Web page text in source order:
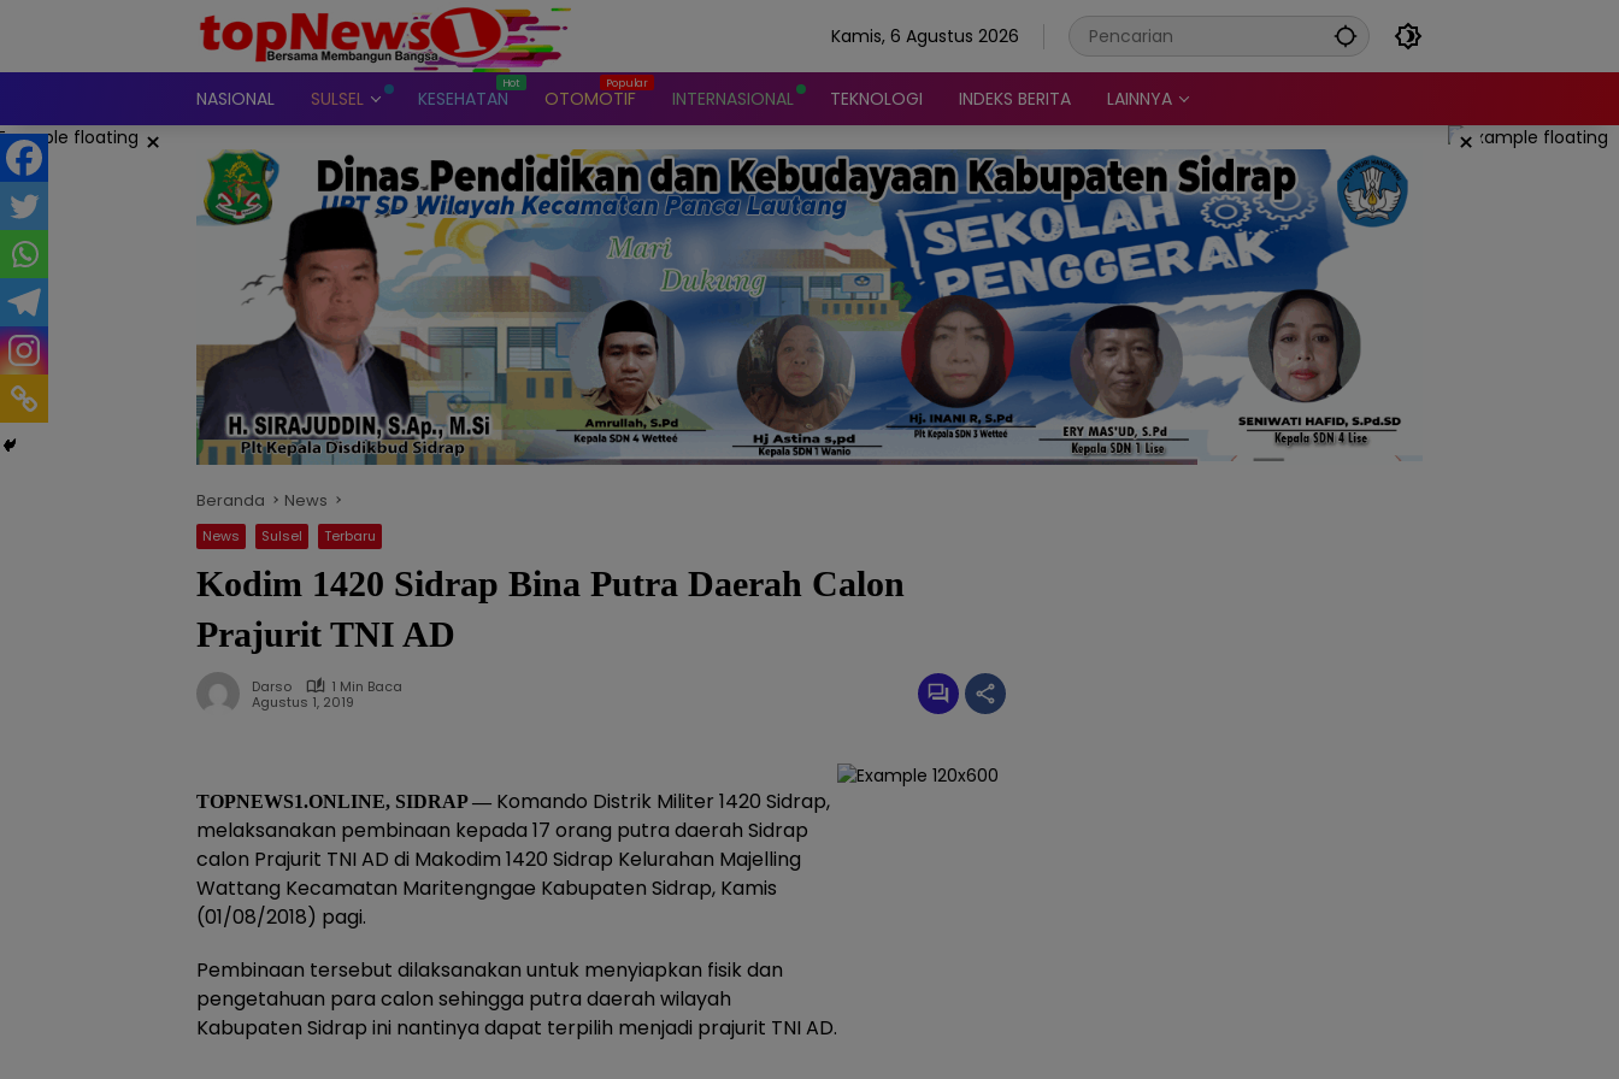
Kamis, 6 Agustus 2026
NASIONAL SULSEL KESEHATAN OTOMOTIF INTERNASIONAL TEKNOLOGI INDEKS BERITA LAINNYA
× ×
Beranda News
News Sulsel Terbaru
Kodim 1420 Sidrap Bina Putra Daerah Calon
Prajurit TNI AD
Darso
1 Min Baca
Agustus 1, 2019
TOPNEWS1.ONLINE, SIDRAP — Komando Distrik Militer 1420 Sidrap,
melaksanakan pembinaan kepada 17 orang putra daerah Sidrap
calon Prajurit TNI AD di Makodim 1420 Sidrap Kelurahan Majelling
Wattang Kecamatan Maritengngae Kabupaten Sidrap, Kamis
(01/08/2018) pagi.
Pembinaan tersebut dilaksanakan untuk menyiapkan fisik dan
pengetahuan para calon sehingga putra daerah wilayah
Kabupaten Sidrap ini nantinya dapat terpilih menjadi prajurit TNI AD.